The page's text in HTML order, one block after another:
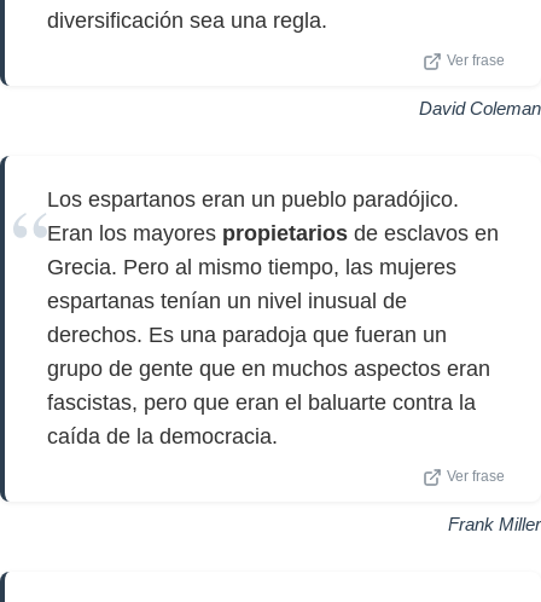
diversificación sea una regla.
Ver frase
David Coleman
Los espartanos eran un pueblo paradójico.
Eran los mayores propietarios de esclavos en
Grecia. Pero al mismo tiempo, las mujeres
espartanas tenían un nivel inusual de
derechos. Es una paradoja que fueran un
grupo de gente que en muchos aspectos eran
fascistas, pero que eran el baluarte contra la
caída de la democracia.
Ver frase
Frank Miller